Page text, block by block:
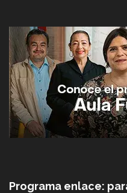
Programa enlace: